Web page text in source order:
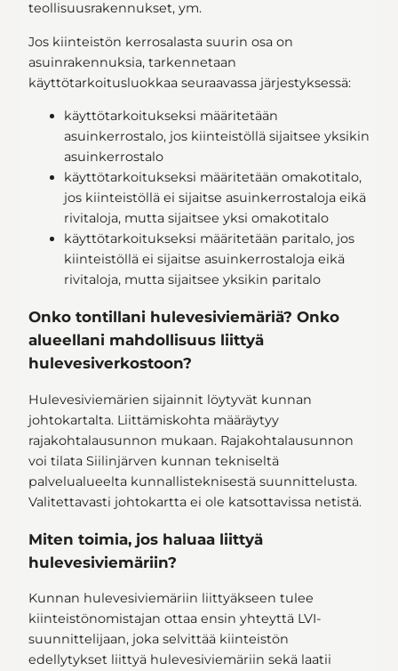
teollisuusrakennukset, ym.
Jos kiinteistön kerrosalasta suurin osa on
asuinrakennuksia, tarkennetaan
käyttötarkoitusluokkaa seuraavassa järjestyksessä:
käyttötarkoitukseksi määritetään
asuinkerrostalo, jos kiinteistöllä sijaitsee yksikin
asuinkerrostalo
käyttötarkoitukseksi määritetään omakotitalo,
jos kiinteistöllä ei sijaitse asuinkerrostaloja eikä
rivitaloja, mutta sijaitsee yksi omakotitalo
käyttötarkoitukseksi määritetään paritalo, jos
kiinteistöllä ei sijaitse asuinkerrostaloja eikä
rivitaloja, mutta sijaitsee yksikin paritalo
Onko tontillani hulevesiviemäriä? Onko
alueellani mahdollisuus liittyä
hulevesiverkostoon?
Hulevesiviemärien sijainnit löytyvät kunnan
johtokartalta. Liittämiskohta määräytyy
rajakohtalausunnon mukaan. Rajakohtalausunnon
voi tilata Siilinjärven kunnan tekniseltä
palvelualueelta kunnallisteknisestä suunnittelusta.
Valitettavasti johtokartta ei ole katsottavissa netistä.
Miten toimia, jos haluaa liittyä
hulevesiviemäriin?
Kunnan hulevesiviemäriin liittyäkseen tulee
kiinteistönomistajan ottaa ensin yhteyttä LVI-
suunnittelijaan, joka selvittää kiinteistön
edellytykset liittyä hulevesiviemäriin sekä laatii